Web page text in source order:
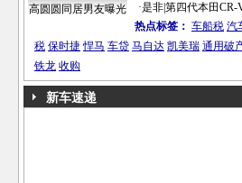
高圆圆同居男友曝光
·是非|第四代本田CR-
热点标签： 车船税 汽
税 保时捷 悍马 车贷 马自达 凯美瑞 通用破
铁龙 收购
新车速递